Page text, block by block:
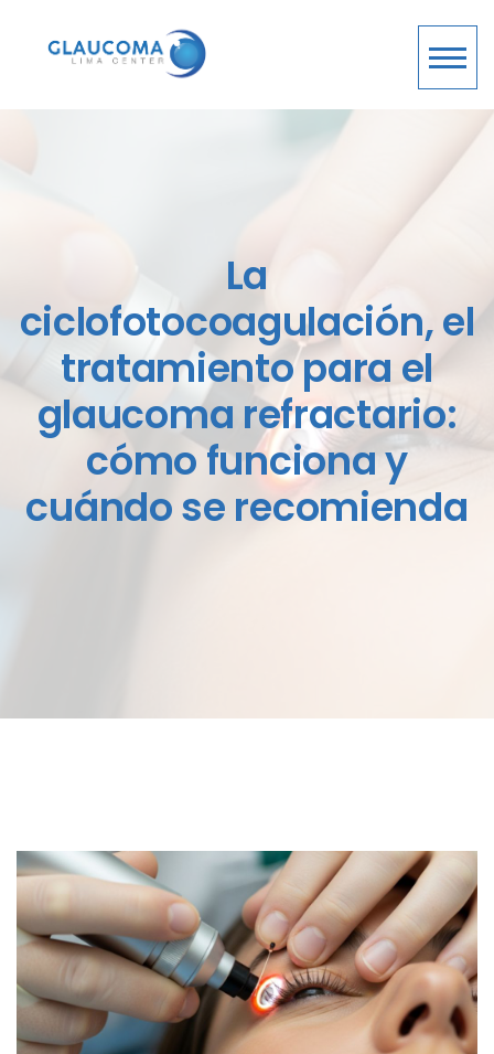
La
ciclofotocoagulación, el
tratamiento para el
glaucoma refractario:
cómo funciona y
cuándo se recomienda